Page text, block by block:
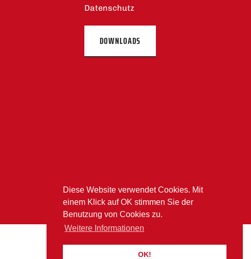
Diese Website verwendet Cookies. Mit
einem Klick auf OK stimmen Sie der
Benutzung von Cookies zu.
Weitere Informationen
OK!
Datenschutz
DOWNLOADS